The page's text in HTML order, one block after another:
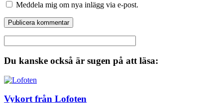
Meddela mig om nya inlägg via e-post.
Du kanske också är sugen på att läsa:
Vykort från Lofoten